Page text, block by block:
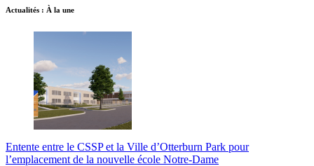
Actualités : À la une
Entente entre le CSSP et la Ville d’Otterburn Park pour
l’emplacement de la nouvelle école Notre-Dame